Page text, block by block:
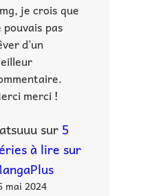
je crois que
pouvais pas
d’un
merci !
sur 5
à lire sur
mai 2024